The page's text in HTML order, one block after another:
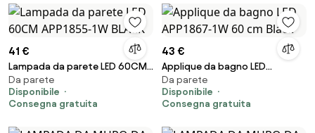
41 €
Lampada da parete LED 60CM
APP1855-1W BLACK
Da parete
Disponibile
Consegna gratuita
43 €
Applique da bagno LED
APP1867-1W 60 cm Black
Da parete
Disponibile
Consegna gratuita